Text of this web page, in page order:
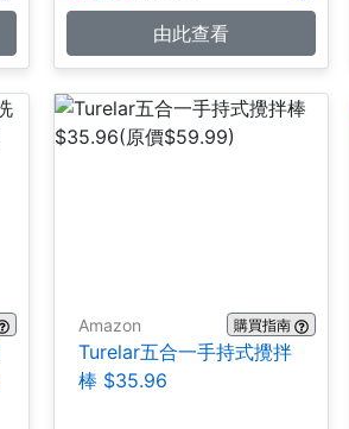
由此查看
Amazon 購買指南
Turelar五合一手持式攪拌
棒 $35.96